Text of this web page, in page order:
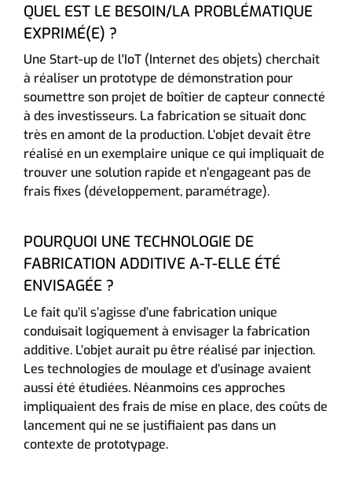
QUEL EST LE BESOIN/LA PROBLÉMATIQUE
EXPRIMÉ(E) ?
Une Start-up de l'IoT (Internet des objets) cherchait
à réaliser un prototype de démonstration pour
soumettre son projet de boîtier de capteur connecté
à des investisseurs. La fabrication se situait donc
très en amont de la production. L’objet devait être
réalisé en un exemplaire unique ce qui impliquait de
trouver une solution rapide et n’engageant pas de
frais fixes (développement, paramétrage).
POURQUOI UNE TECHNOLOGIE DE
FABRICATION ADDITIVE A-T-ELLE ÉTÉ
ENVISAGÉE ?
Le fait qu’il s’agisse d’une fabrication unique
conduisait logiquement à envisager la fabrication
additive. L’objet aurait pu être réalisé par injection.
Les technologies de moulage et d’usinage avaient
aussi été étudiées. Néanmoins ces approches
impliquaient des frais de mise en place, des coûts de
lancement qui ne se justifiaient pas dans un
contexte de prototypage.